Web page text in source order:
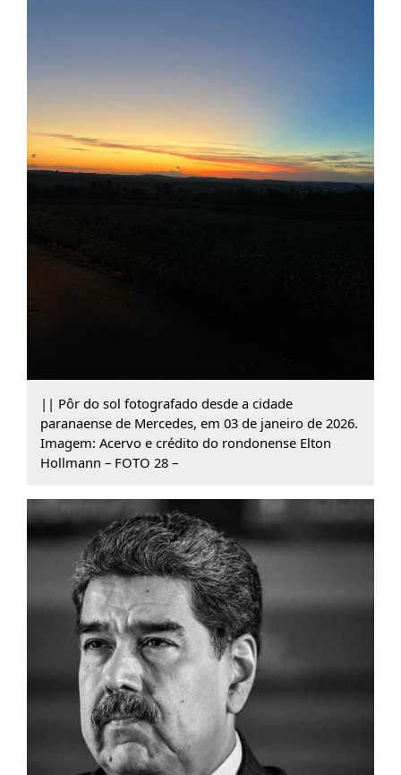
|| Pôr do sol fotografado desde a cidade
paranaense de Mercedes, em 03 de janeiro de 2026.
Imagem: Acervo e crédito do rondonense Elton
Hollmann – FOTO 28 –